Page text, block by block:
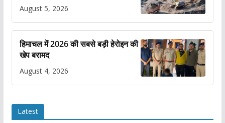
August 5, 2026
हिमाचल में 2026 की सबसे बड़ी हेरोइन की
खेप बरामद
August 4, 2026
Latest